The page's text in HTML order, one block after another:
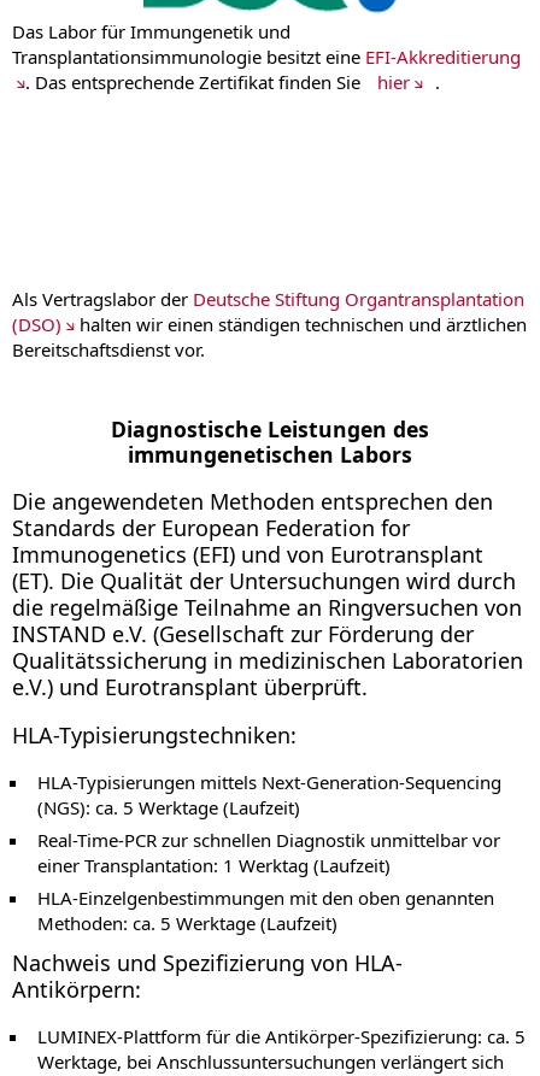
Das Labor für Immungenetik und
Transplantationsimmunologie besitzt eine EFI-Akkreditierung
. Das entsprechende Zertifikat finden Sie
hier .
Als Vertragslabor der Deutsche Stiftung Organtransplantation
(DSO)
halten wir einen ständigen technischen und ärztlichen
Bereitschaftsdienst vor.
Diagnostische Leistungen des
immungenetischen Labors
Die angewendeten Methoden entsprechen den
Standards der European Federation for
Immunogenetics (EFI) und von Eurotransplant
(ET). Die Qualität der Untersuchungen wird durch
die regelmäßige Teilnahme an Ringversuchen von
INSTAND e.V. (Gesellschaft zur Förderung der
Qualitätssicherung in medizinischen Laboratorien
e.V.) und Eurotransplant überprüft.
HLA-Typisierungstechniken:
HLA-Typisierungen mittels Next-Generation-Sequencing
(NGS): ca. 5 Werktage (Laufzeit)
Real-Time-PCR zur schnellen Diagnostik unmittelbar vor
einer Transplantation: 1 Werktag (Laufzeit)
HLA-Einzelgenbestimmungen mit den oben genannten
Methoden: ca. 5 Werktage (Laufzeit)
Nachweis und Spezifizierung von HLA-
Antikörpern:
LUMINEX-Plattform für die Antikörper-Spezifizierung: ca. 5
Werktage, bei Anschlussuntersuchungen verlängert sich